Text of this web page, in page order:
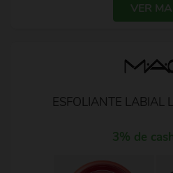
VER
ESFOLIANTE LABIAL
3% de